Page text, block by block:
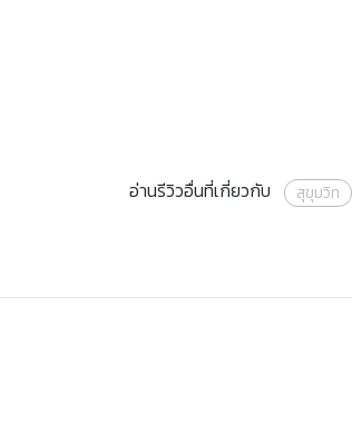
อ่านรีวิวอื่นที่เกี่ยวกับ สุขุมวิท